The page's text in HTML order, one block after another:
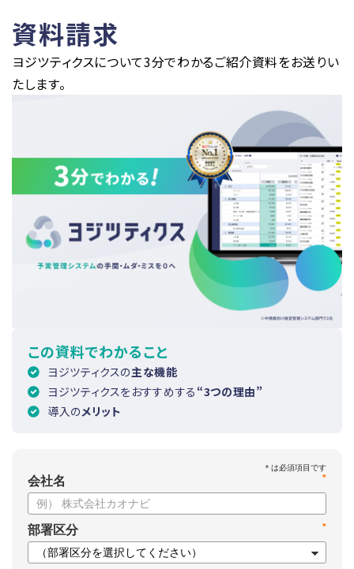
資料請求
ヨジツティクスについて3分でわかるご紹介資料をお送りい
たします。
この資料でわかること
ヨジツティクスの主な機能
ヨジツティクスをおすすめする “3つの理由”
導入のメリット
*
会社名
*
部署区分